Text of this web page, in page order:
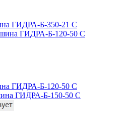
ГИДРА-Б-350-21 С
ГИДРА-Б-120-50 С